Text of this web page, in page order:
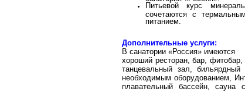
Питьевой курс
сочетаются с
питанием.
Дополнительные услуги:
В санатории «Россия» имеются
хороший ресторан, бар,
танцевальный зал,
необходимым оборудованием,
плавательный бассейн, сауна